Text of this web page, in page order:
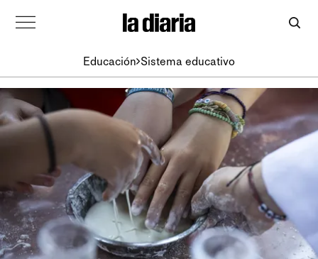
Educación Sistema educativo